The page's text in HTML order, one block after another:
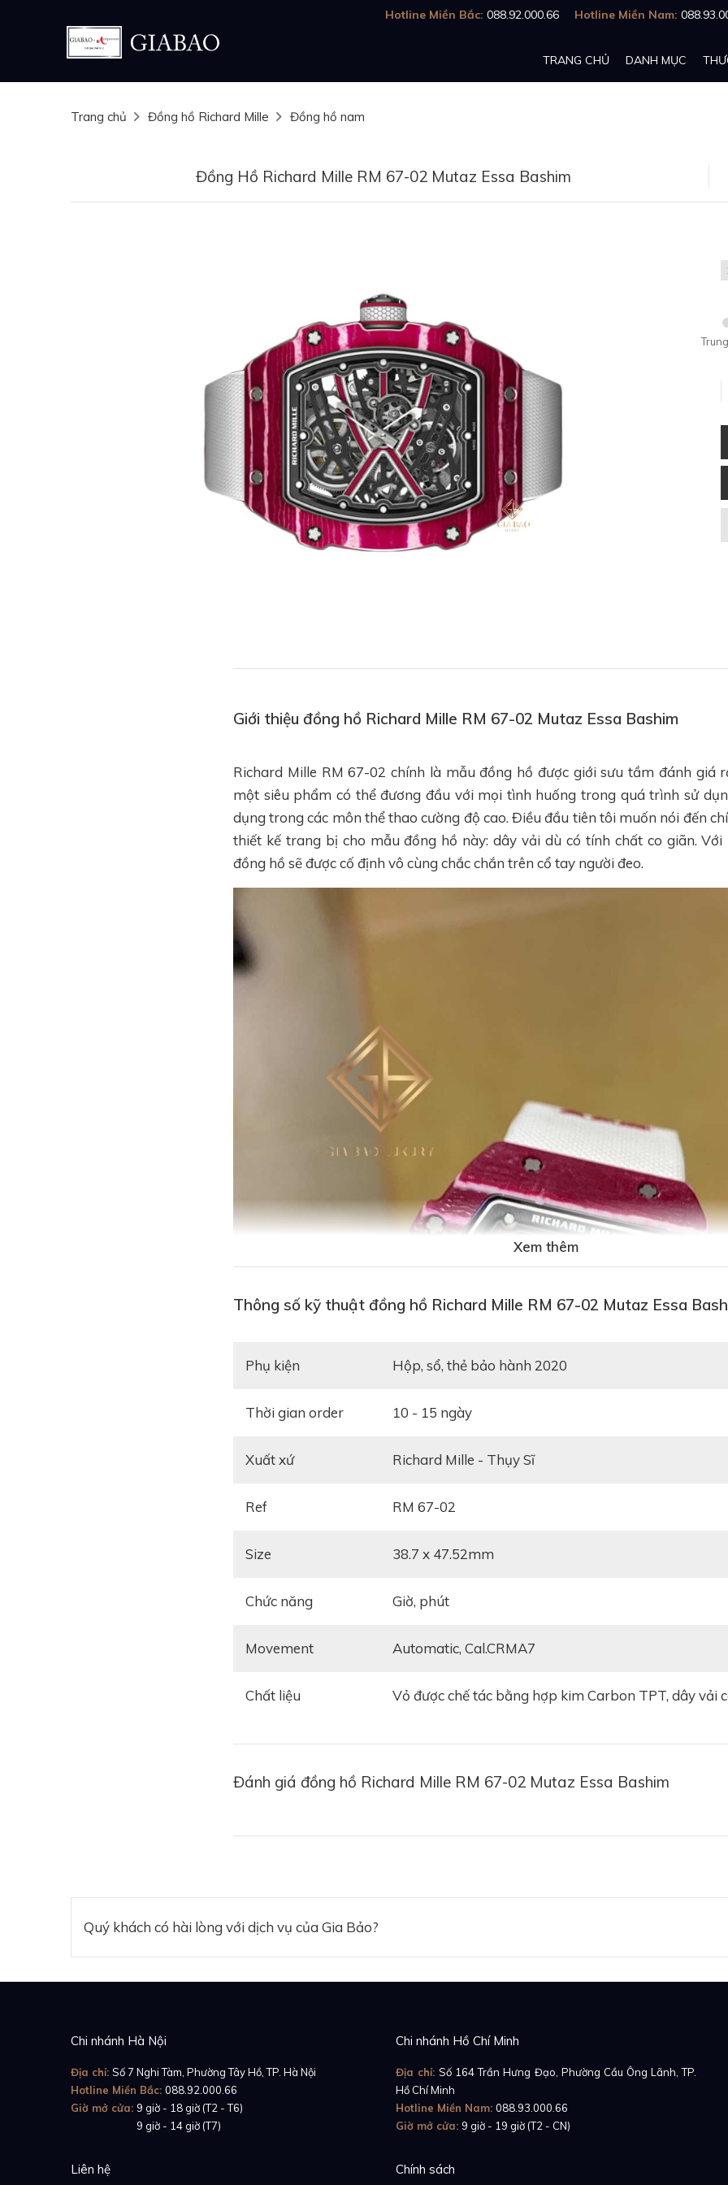
Hotline Miền Bắc: 088.92.000.66 Hotline Miền Nam:
TRANG CHỦ DANH MỤC
Trang chủ Đồng hồ Richard Mille Đồng hồ nam
Đồng Hồ Richard Mille RM 67-02 Mutaz Essa Bashim
Giới thiệu đồng hồ Richard Mille RM 67-02 Mutaz Essa Bashim
Richard Mille RM 67-02 chính là mẫu đồng hồ được giới sưu tầm đánh giá
một siêu phẩm có thể đương đầu với mọi tình huống trong quá trình sử
dụng trong các môn thể thao cường độ cao. Điều đầu tiên tôi muốn nói đến
thiết kế trang bị cho mẫu đồng hồ này: dây vải dù có tính chất co giãn.
đồng hồ sẽ được cố định vô cùng chắc chắn trên cổ tay người đeo.
Tiếp theo nữa chính là bộ vỏ Carbon TPT và Quartz TPT, ít ai biết được rằng
nghiệt…), Richard Mille đã mang đến cho chúng ta một trong những chiếc
Chúng ta có thể thấy với một số phiên bản như: RM67-02 Zeverev dành cho
67-02 Alexis Pinturrault khi mà chiếc đồng hồ sẽ phải theo anh trong
người luôn phải phản ứng với những khúc cua thần thánh…
Xem thêm
Thông số kỹ thuật đồng hồ Richard Mille RM 67-02 Mutaz Essa
Phụ kiện hộp, sổ, thẻ bảo hành 2020
Thời gian order 10 - 15 ngày
Xuất xứ Richard Mille - Thụy Sĩ
Ref RM 67-02
Size 38.7 x 47.52mm
Chức năng giờ, phút
Movement automatic, Cal.CRMA7
Chất liệu vỏ được chế tác bằng hợp kim Carbon TPT, dây vải
Đánh giá đồng hồ Richard Mille RM 67-02 Mutaz Essa Bashim
Quý khách có hài lòng với dịch vụ của Gia Bảo?
Chi nhánh Hà Nội
Địa chỉ: Số 7 Nghi Tàm, Phường Tây Hồ, TP. Hà Nội
Hotline Miền Bắc: 088.92.000.66
Giờ mở cửa: 9 giờ - 18 giờ (T2 - T6)
9 giờ - 14 giờ (T7)
Chi nhánh Hồ Chí Minh
Địa chỉ:Số 164 Trần Hưng Đạo, Phường Cầu Ông Lãnh, TP.
Hồ Chí Minh
Hotline Miền Nam: 088.93.000.66
Giờ mở cửa: 9 giờ - 19 giờ (T2 - CN)
Liên hệ Chính sách